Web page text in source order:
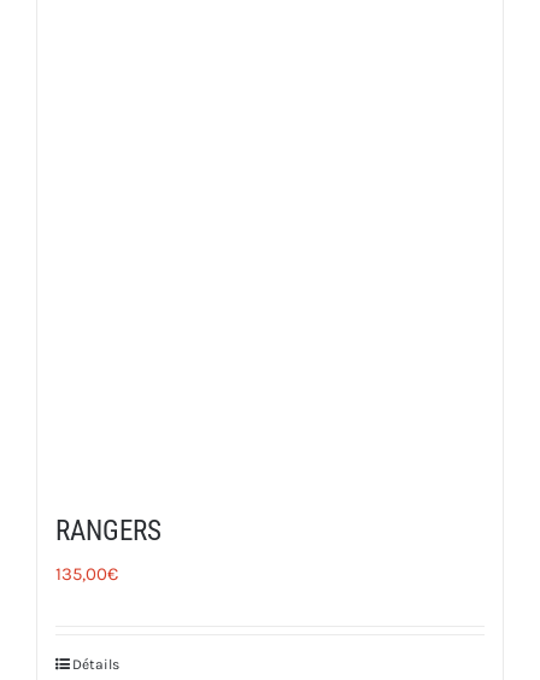
RANGERS
135,00€
Détails